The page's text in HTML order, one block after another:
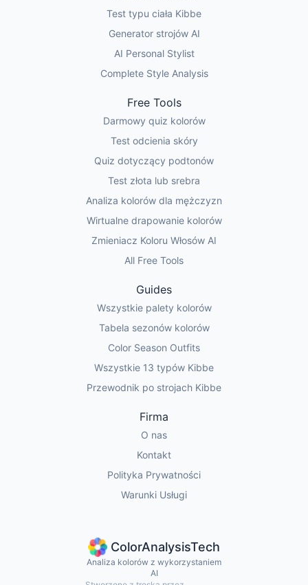
ColorAnalysisTech
Analiza kolorów z wykorzystaniem
AI
Test typu ciała Kibbe
Generator strojów AI
AI Personal Stylist
Complete Style Analysis
Free Tools
Darmowy quiz kolorów
Test odcienia skóry
Quiz dotyczący podtonów
Test złota lub srebra
Analiza kolorów dla mężczyzn
Wirtualne drapowanie kolorów
Zmieniacz Koloru Włosów AI
All Free Tools
Guides
Wszystkie palety kolorów
Tabela sezonów kolorów
Color Season Outfits
Wszystkie 13 typów Kibbe
Przewodnik po strojach Kibbe
Firma
O nas
Kontakt
Polityka Prywatności
Warunki Usługi